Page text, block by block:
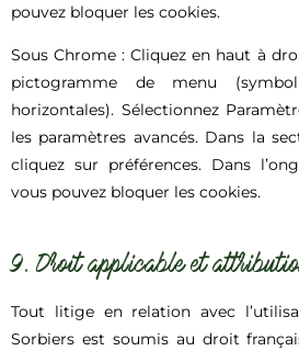
pouvez bloquer les cookies.
Sous Chrome : Cliquez en haut à
pictogramme de menu
horizontales). Sélectionnez
les paramètres avancés. Dans la
cliquez sur préférences. Dans
vous pouvez bloquer les cookies.
9. Droit applicable et
Tout litige en relation avec
Sorbiers est soumis au droit